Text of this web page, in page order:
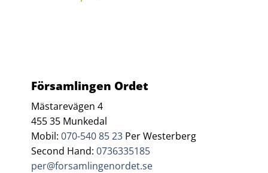
Församlingen Ordet
Mästarevägen 4
455 35 Munkedal
Mobil:070-540 85 23 Per Westerberg
Second Hand:0736335185
per@forsamlingenordet.se